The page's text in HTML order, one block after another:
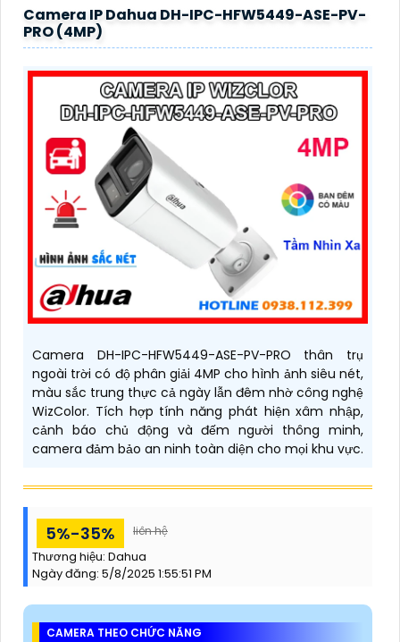
Camera IP Dahua DH-IPC-HFW5449-ASE-PV-
PRO (4MP)
Camera DH-IPC-HFW5449-ASE-PV-PRO thân trụ
ngoài trời có độ phân giải 4MP cho hình ảnh siêu nét,
màu sắc trung thực cả ngày lẫn đêm nhờ công nghệ
WizColor. Tích hợp tính năng phát hiện xâm nhập,
cảnh báo chủ động và đếm người thông minh,
camera đảm bảo an ninh toàn diện cho mọi khu vực.
5%-35% liên hệ
Thương hiệu: Dahua
Ngày đăng: 5/8/2025 1:55:51 PM
CAMERA THEO CHỨC NĂNG